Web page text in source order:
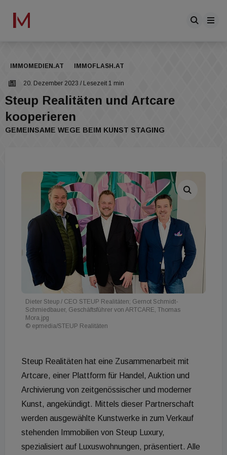
IMMOMEDIEN.AT IMMOFLASH.AT
20. Dezember 2023 / Lesezeit 1 min
Steup Realitäten und Artcare
kooperieren
GEMEINSAME WEGE BEIM KUNST STAGING
Dieter Steup / CEO STEUP Realitäten; Gernot Schmidt-
Schmiedbauer, Geschäftsführer von ARTCARE, Thomas
Mora.jpg
© epmedia/STEUP Realitäten
Steup Realitäten hat eine Zusammenarbeit mit
Artcare, einer Plattform für Handel, Auktion und
Archivierung von zeitgenössischer und moderner
Kunst, angekündigt. Mittels dieser Partnerschaft
werden ausgewählte Kunstwerke in zum Verkauf
stehenden Immobilien von Steup Luxury,
spezialisiert auf Luxuswohnungen, präsentiert. Alle